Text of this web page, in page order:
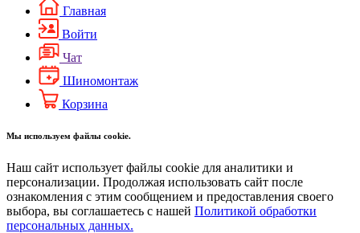
Главная
Войти
Чат
Шиномонтаж
Корзина
Мы используем файлы cookie.
Наш сайт использует файлы cookie для аналитики и
персонализации. Продолжая использовать сайт после
ознакомления с этим сообщением и предоставления своего
выбора, вы соглашаетесь с нашей Политикой обработки
персональных данных.